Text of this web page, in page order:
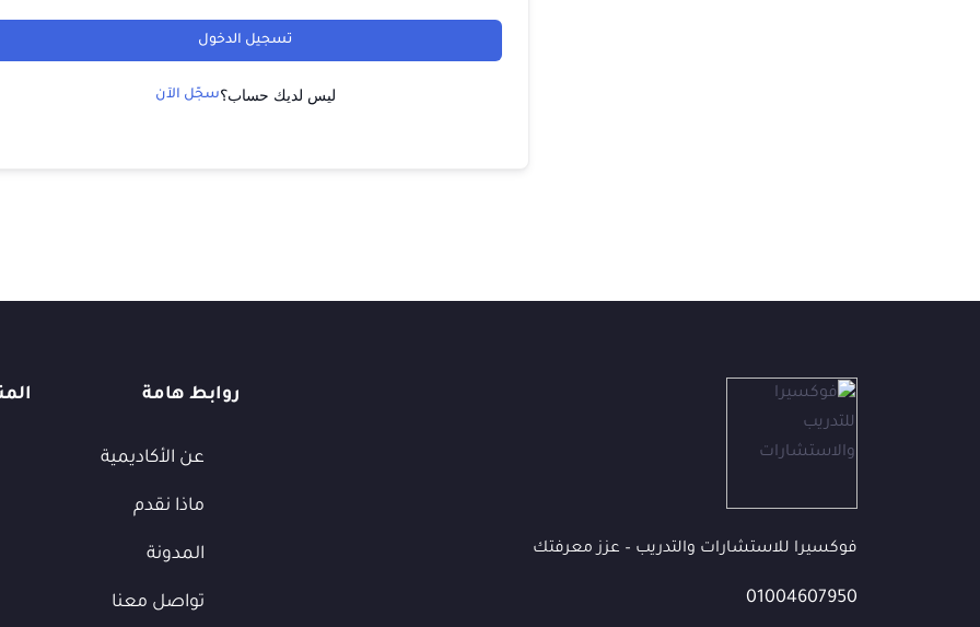
تسجيل الدخول
ليس لديك حساب؟سجّل الآن
فوكسيرا للاستشارات والتدريب – عزز معرفتك
01004607950
روابط هامة
عن الأكاديمية
ماذا نقدم
المدونة
تواصل معنا
عشان نقدر نساعدك أكتر ونتابع معك، محتاجين بيانات بسيطة.
الهاتف / واتساب*
البريد الإلكتروني(اختياري)
الشركة / المؤسسة(اختياري)